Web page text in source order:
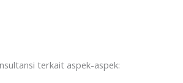
terkait aspek-aspek: